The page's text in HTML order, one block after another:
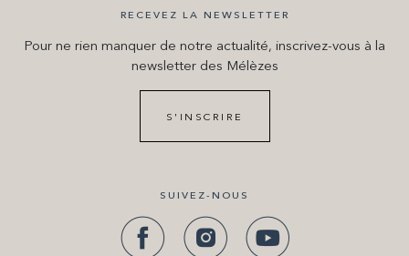
RECEVEZ LA NEWSLETTER
Pour ne rien manquer de notre actualité, inscrivez-vous à la
newsletter des Mélèzes
S'INSCRIRE
SUIVEZ-NOUS